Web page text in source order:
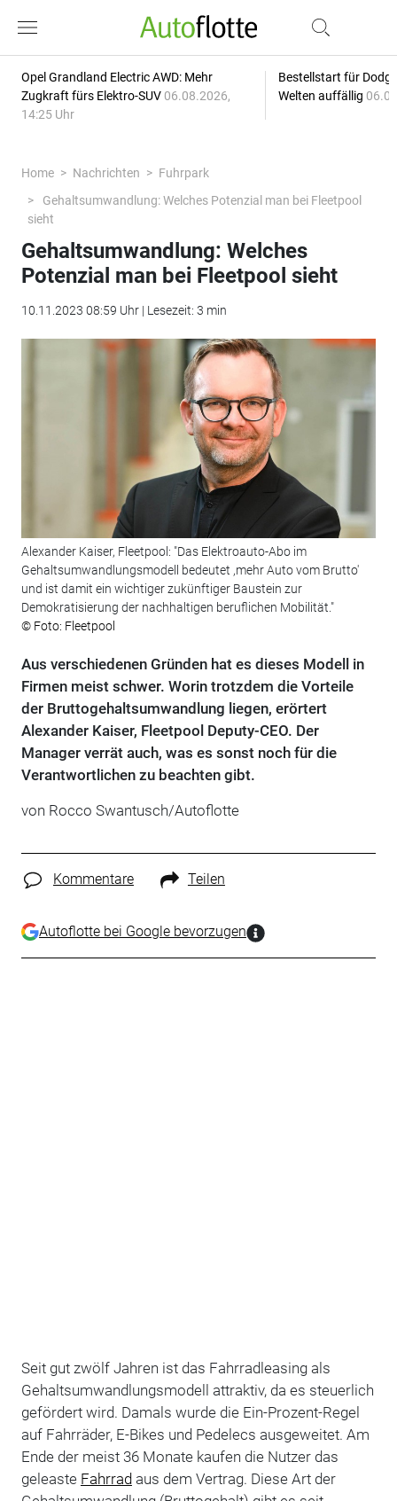
Opel Grandland Electric AWD: Mehr
Zugkraft fürs Elektro-SUV 06.08.2026,
14:25 Uhr
Bestellstart für
Welten auffällig
Home Nachrichten
Fuhrpark
Gehaltsumwandlung: Welches Potenzial man bei Fleetpool
sieht
Gehaltsumwandlung: Welches
Potenzial man bei Fleetpool sieht
10.11.2023 08:59 Uhr | Lesezeit: 3 min
Alexander Kaiser, Fleetpool: "Das Elektroauto-Abo im
Gehaltsumwandlungsmodell bedeutet ,mehr Auto vom Brutto'
und ist damit ein wichtiger zukünftiger Baustein zur
Demokratisierung der nachhaltigen beruflichen Mobilität."
© Foto: Fleetpool
Aus verschiedenen Gründen hat es dieses Modell in
Firmen meist schwer. Worin trotzdem die Vorteile
der Bruttogehaltsumwandlung liegen, erörtert
Alexander Kaiser, Fleetpool Deputy-CEO. Der
Manager verrät auch, was es sonst noch für die
Verantwortlichen zu beachten gibt.
von Rocco Swantusch/Autoflotte
Kommentare Teilen
Autoflotte bei Google bevorzugen
Seit gut zwölf Jahren ist das Fahrradleasing als
Gehaltsumwandlungsmodell attraktiv, da es steuerlich
gefördert wird. Damals wurde die Ein-Prozent-Regel
auf Fahrräder, E-Bikes und Pedelecs ausgeweitet. Am
Ende der meist 36 Monate kaufen die Nutzer das
geleaste Fahrradaus dem Vertrag. Diese Art der